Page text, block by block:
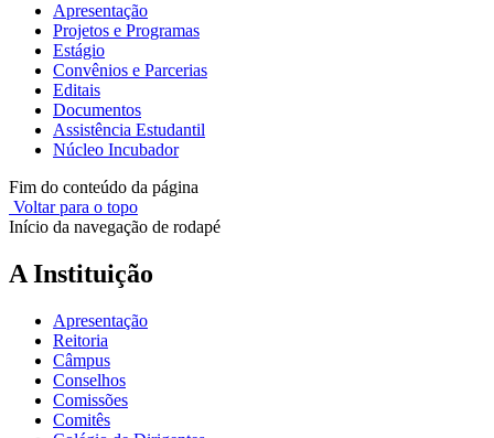
Apresentação
Projetos e Programas
Estágio
Convênios e Parcerias
Editais
Documentos
Assistência Estudantil
Núcleo Incubador
Fim do conteúdo da página
Voltar para o topo
Início da navegação de rodapé
A Instituição
Apresentação
Reitoria
Câmpus
Conselhos
Comissões
Comitês